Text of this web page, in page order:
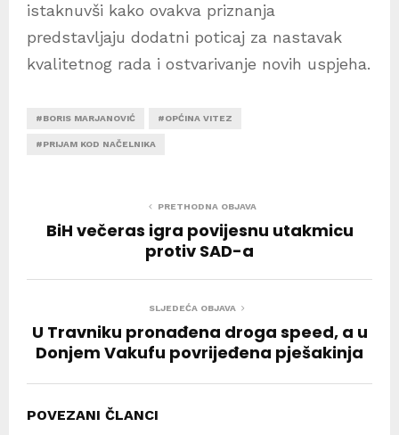
istaknuvši kako ovakva priznanja
predstavljaju dodatni poticaj za nastavak
kvalitetnog rada i ostvarivanje novih uspjeha.
#BORIS MARJANOVIĆ #OPĆINA VITEZ
#PRIJAM KOD NAČELNIKA
PRETHODNA OBJAVA
BiH večeras igra povijesnu utakmicu
protiv SAD-a
SLJEDEĆA OBJAVA
U Travniku pronađena droga speed, a u
Donjem Vakufu povrijeđena pješakinja
POVEZANI ČLANCI